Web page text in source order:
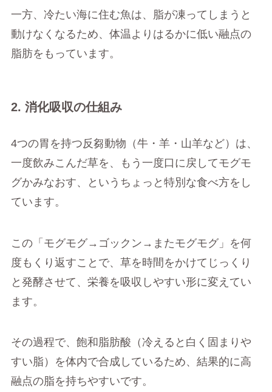
一方、冷たい海に住む魚は、脂が凍ってしまうと
動けなくなるため、体温よりはるかに低い融点の
脂肪をもっています。
2. 消化吸収の仕組み
4つの胃を持つ反芻動物（牛・羊・山羊など）は、
一度飲みこんだ草を、もう一度口に戻してモグモ
グかみなおす、というちょっと特別な食べ方をし
ています。
この「モグモグ→ゴックン→またモグモグ」を何
度もくり返すことで、草を時間をかけてじっくり
と発酵させて、栄養を吸収しやすい形に変えてい
ます。
その過程で、飽和脂肪酸（冷えると白く固まりや
すい脂）を体内で合成しているため、結果的に高
融点の脂を持ちやすいです。